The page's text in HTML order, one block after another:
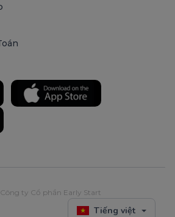
ty Cổ phần Early Start
Tiếng việt